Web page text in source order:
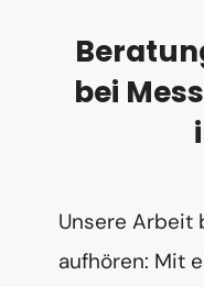
bei
Unsere Arbeit
aufhören: Mit